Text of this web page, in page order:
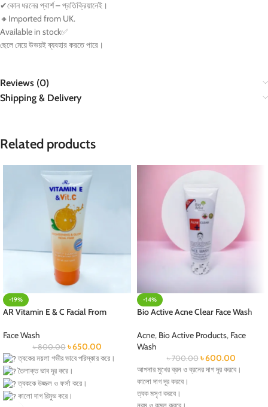
✔কোন ধরনের প্বার্শ – প্রতিক্রিয়ানেই।
🔸 Imported from UK.
Available in stock✅
ছেলে মেয়ে উভয়ই ব্যবহার করতে পারে।
Reviews (0)
Shipping & Delivery
Related products
-19%
AR Vitamin E & C Facial From
Face Wash
৳800.00 ৳650.00
ত্বকের ময়লা গভীর ভাবে পরিস্কার করে।
তৈলাক্ত ভাব দূর করে।
ত্বককে উজ্জল ও ফর্সা করে।
কালো দাগ রিমুভ করে।
-14%
Bio Active Acne Clear Face Wash
Acne, Bio Active Products, Face
Wash
৳700.00 ৳600.00
আপনার মুখের ব্রন ও ব্রনের দাগ দূর করবে।
কালো দাগ দূর করবে।
ত্বক মসৃণ করবে।